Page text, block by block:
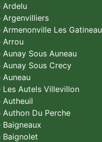
Ardelu
Argenvilliers
Armenonville Les Gatineau
Arrou
Sous Auneau
Aunay Sous Crecy
Auneau
Les Autels Villevillon
Autheuil
Authon Du Perche
Baigneaux
Baignolet